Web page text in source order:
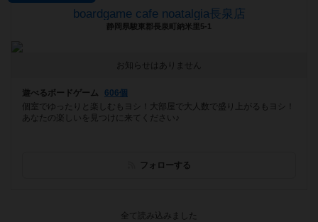
boardgame cafe noatalgia長泉店
静岡県駿東郡長泉町納米里5-1
お知らせはありません
遊べるボードゲーム
606個
個室でゆったりと楽しむもヨシ！大部屋で大人数で盛り上がるもヨシ！
あなたの楽しいを見つけに来てください♪
フォローする